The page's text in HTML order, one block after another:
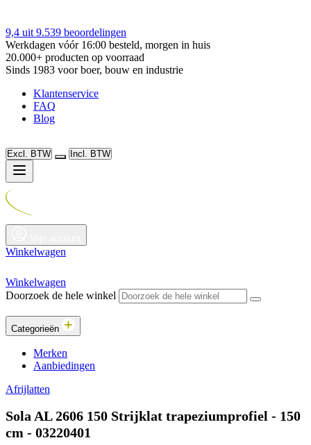
9,4 uit 9.539 beoordelingen
Werkdagen vóór 16:00 besteld, morgen in huis
20.000+ producten op voorraad
Sinds 1983 voor boer, bouw en industrie
Klantenservice
FAQ
Blog
Excl. BTW Incl. BTW
Winkelwagen
Winkelwagen
Doorzoek de hele winkel
Categorieën
Merken
Aanbiedingen
Afrijlatten
Sola AL 2606 150 Strijklat trapeziumprofiel - 150
cm - 03220401